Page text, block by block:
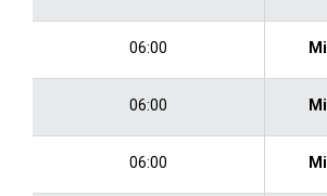
06:00
06:00
06:00